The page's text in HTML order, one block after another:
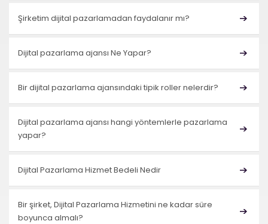
​Şirketim dijital pazarlamadan faydalanır mı?
Dijital pazarlama ajansı Ne Yapar?
​Bir dijital pazarlama ajansındaki tipik roller nelerdir?
Dijital pazarlama ajansı hangi yöntemlerle pazarlama
yapar?
Dijital Pazarlama Hizmet Bedeli Nedir
Bir şirket, Dijital Pazarlama Hizmetini ne kadar süre
boyunca almalı?